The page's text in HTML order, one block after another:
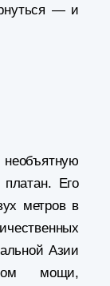
— и
Его
метров в
Азии
мощи,